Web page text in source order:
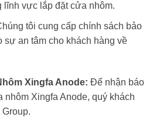
lĩnh vực lắp đặt cửa nhôm.
tôi cung cấp chính sách bảo
sự an tâm cho khách hàng về
Xingfa Anode: Để nhận báo
nhôm Xingfa Anode, quý khách